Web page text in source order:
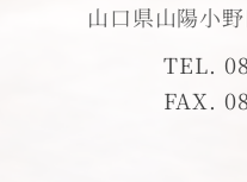
山口県山陽小
TEL.
FAX.